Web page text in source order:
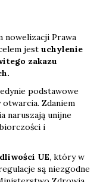
nowelizacji Prawa
jest uchylenie
zakazu
podstawowe
Zdaniem
naruszają unijne
i
UE, który w
są niezgodne